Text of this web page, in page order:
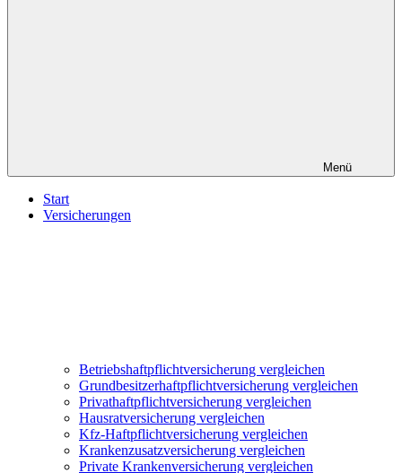
Menü
Start
Versicherungen
Betriebshaftpflichtversicherung vergleichen
Grundbesitzerhaftpflichtversicherung vergleichen
Privathaftpflichtversicherung vergleichen
Hausratversicherung vergleichen
Kfz-Haftpflichtversicherung vergleichen
Krankenzusatzversicherung vergleichen
Private Krankenversicherung vergleichen